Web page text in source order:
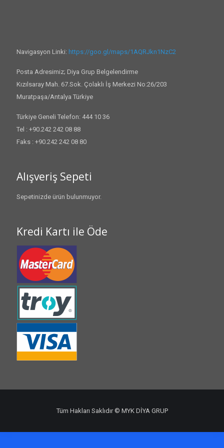
Navigasyon Linki: https://goo.gl/maps/1AQRJkn1NzC2
Posta Adresimiz; Diya Grup Belgelendirme
Kızılsaray Mah. 67.Sok. Çolaklı İş Merkezi No:26/203
Muratpaşa/Antalya Türkiye
Türkiye Geneli Telefon: 444 10 36
Tel : +90.242 242 08 88
Faks : +90.242 242 08 80
Alışveriş Sepeti
Sepetinizde ürün bulunmuyor.
Kredi Kartı ile Öde
Tüm Hakları Saklıdır © MYK DİYA GRUP